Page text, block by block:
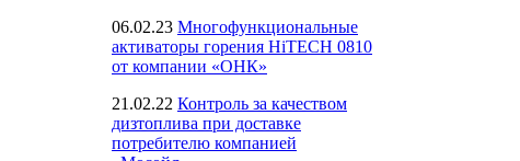
06.02.23 Многофункциональные
активаторы горения HiTECH 0810
от компании «ОНК»
21.02.22 Контроль за качеством
дизтоплива при доставке
потребителю компанией